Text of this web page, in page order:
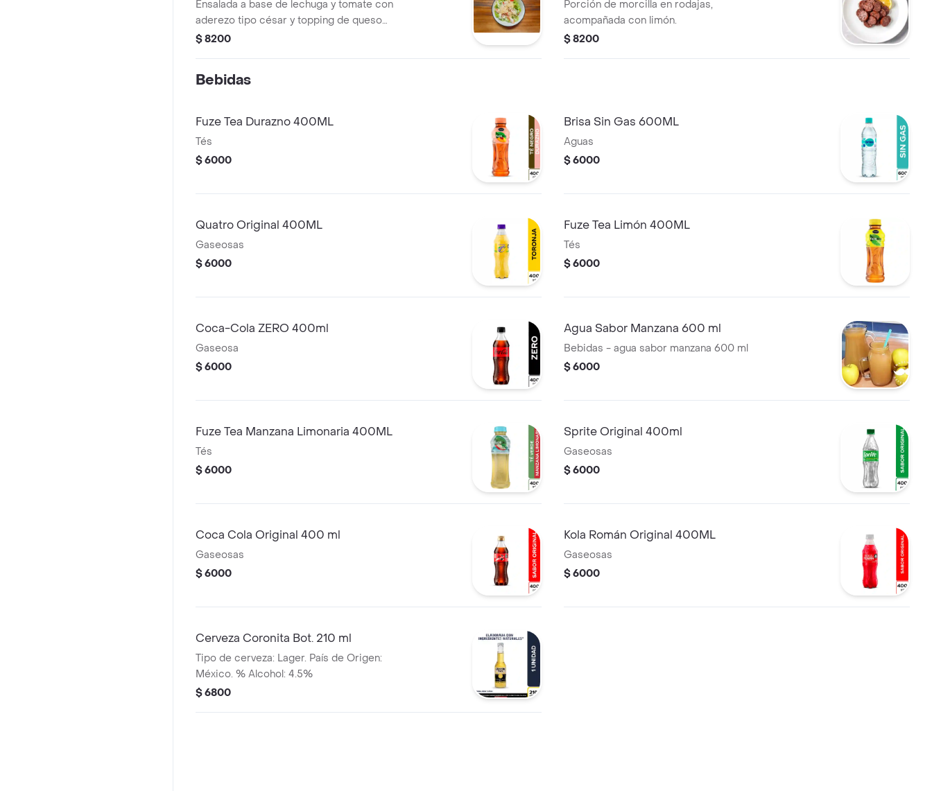
Ensalada a base de lechuga y tomate con
aderezo tipo césar y topping de queso
parmesano.
$ 8200
Porción de morcilla en rodajas,
acompañada con limón.
$ 8200
Bebidas
Fuze Tea Durazno 400ML
Tés
$ 6000
Brisa Sin Gas 600ML
Aguas
$ 6000
Quatro Original 400ML
Gaseosas
$ 6000
Fuze Tea Limón 400ML
Tés
$ 6000
Coca-Cola ZERO 400ml
Gaseosa
$ 6000
Agua Sabor Manzana 600 ml
Bebidas - agua sabor manzana 600 ml
$ 6000
Fuze Tea Manzana Limonaria 400ML
Tés
$ 6000
Sprite Original 400ml
Gaseosas
$ 6000
Coca Cola Original 400 ml
Gaseosas
$ 6000
Kola Román Original 400ML
Gaseosas
$ 6000
Cerveza Coronita Bot. 210 ml
Tipo de cerveza: Lager. País de Origen:
México. % Alcohol: 4.5%
$ 6800